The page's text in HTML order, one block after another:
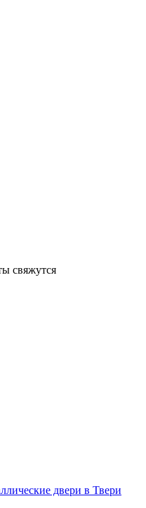
свяжутся
двери в Твери